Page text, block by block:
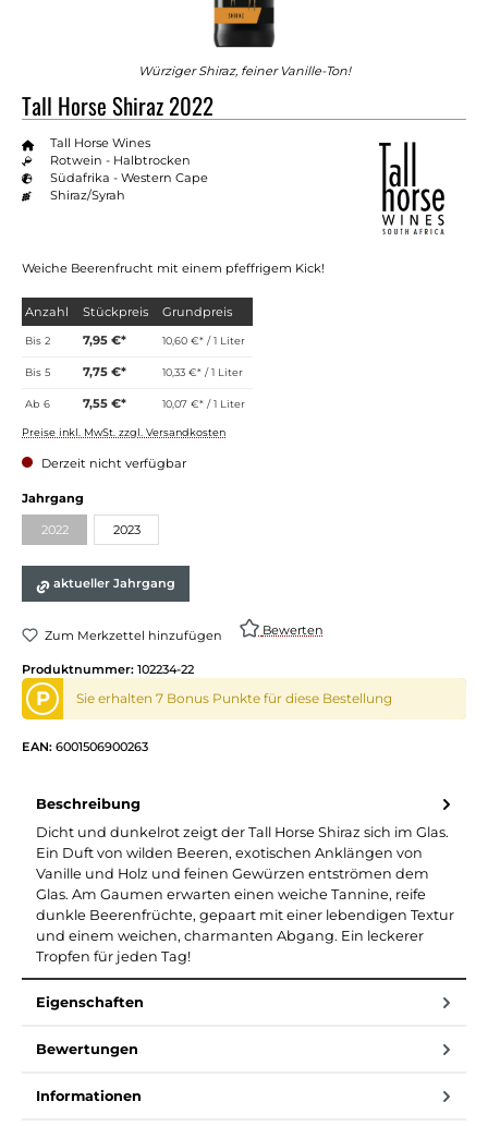
Würziger Shiraz, feiner Vanille-Ton!
Tall Horse Shiraz 2022
Tall Horse Wines
Rotwein - Halbtrocken
Südafrika - Western Cape
Shiraz/Syrah
Weiche Beerenfrucht mit einem pfeffrigem Kick!
Anzahl Stückpreis Grundpreis
Bis2 7,95 €* 10,60 €* / 1 Liter
Bis5 7,75 €* 10,33 €* / 1 Liter
Ab6 7,55 €* 10,07 €* / 1 Liter
Preise inkl. MwSt. zzgl. Versandkosten
Derzeit nicht verfügbar
Jahrgang
2022 2023
aktueller Jahrgang
Zum Merkzettel hinzufügen Bewerten
Produktnummer: 102234-22
P Sie erhalten 7 Bonus Punkte für diese Bestellung
EAN: 6001506900263
Beschreibung
Dicht und dunkelrot zeigt der Tall Horse Shiraz sich im Glas.
Ein Duft von wilden Beeren, exotischen Anklängen von
Vanille und Holz und feinen Gewürzen entströmen dem
Glas. Am Gaumen erwarten einen weiche Tannine, reife
dunkle Beerenfrüchte, gepaart mit einer lebendigen Textur
und einem weichen, charmanten Abgang. Ein leckerer
Tropfen für jeden Tag!
Eigenschaften
Bewertungen
Informationen